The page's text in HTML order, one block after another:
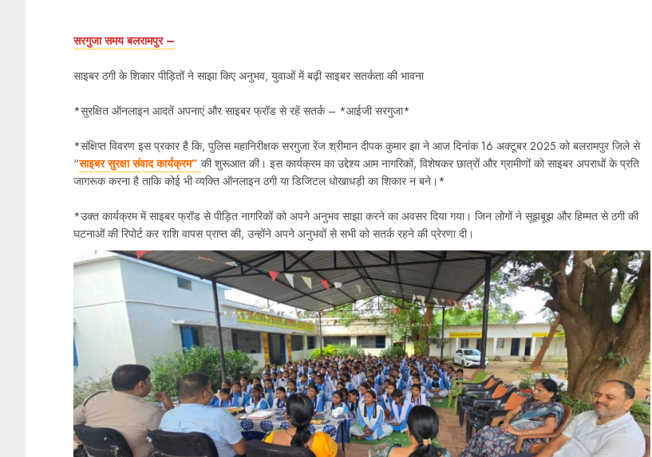
सरगुजा समय बलरामपुर –
साइबर ठगी के शिकार पीड़ितों ने साझा किए अनुभव, युवाओं में बढ़ी साइबर सतर्कता की भावना
*सुरक्षित ऑनलाइन आदतें अपनाएं और साइबर फ्रॉड से रहें सतर्क – *आईजी सरगुजा*
*संक्षिप्त विवरण इस प्रकार है कि, पुलिस महानिरीक्षक सरगुजा रेंज श्रीमान दीपक कुमार झा ने आज दिनांक 16 अक्टूबर 2025 को बलरामपुर जिले से
“साइबर सुरक्षा संवाद कार्यक्रम” की शुरूआत की। इस कार्यक्रम का उद्देश्य आम नागरिकों, विशेषकर छात्रों और ग्रामीणों को साइबर अपराधों के प्रति
जागरूक करना है ताकि कोई भी व्यक्ति ऑनलाइन ठगी या डिजिटल धोखाधड़ी का शिकार न बने।*
*उक्त कार्यक्रम में साइबर फ्रॉड से पीड़ित नागरिकों को अपने अनुभव साझा करने का अवसर दिया गया। जिन लोगों ने सूझबूझ और हिम्मत से ठगी की
घटनाओं की रिपोर्ट कर राशि वापस प्राप्त की, उन्होंने अपने अनुभवों से सभी को सतर्क रहने की प्रेरणा दी।